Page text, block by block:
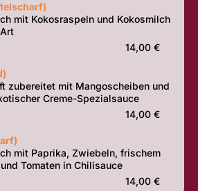
mit Kokosraspeln und Kokosmilch
14,00 €
zubereitet mit Mangoscheiben und
Creme-Spezialsauce
14,00 €
mit Paprika, Zwiebeln, frischem
Tomaten in Chilisauce
14,00 €